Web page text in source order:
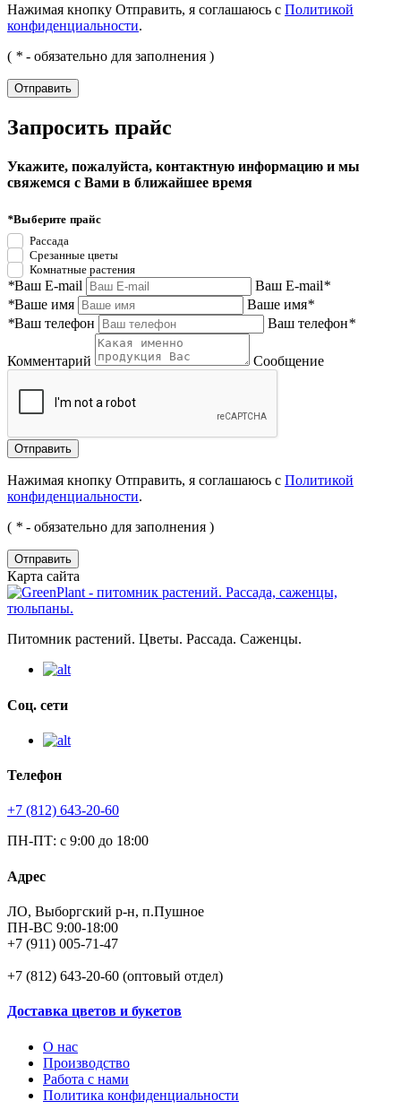
Нажимая кнопку Отправить, я соглашаюсь с Политикой
конфиденциальности.
( * - обязательно для заполнения )
Запросить прайс
Укажите, пожалуйста, контактную информацию и мы
свяжемся с Вами в ближайшее время
*Выберите прайс
Рассада
Срезанные цветы
Комнатные растения
*Ваш E-mail Ваш E-mail*
*Ваше имя Ваше имя*
*Ваш телефон Ваш телефон*
Комментарий Сообщение
Нажимая кнопку Отправить, я соглашаюсь с Политикой
конфиденциальности.
( * - обязательно для заполнения )
Отправить
Карта сайта
Питомник растений. Цветы. Рассада. Саженцы.
Соц. сети
Телефон
+7 (812) 643-20-60
ПН-ПТ: с 9:00 до 18:00
Адрес
ЛО, Выборгский р-н, п.Пушное
ПН-ВС 9:00-18:00
+7 (911) 005-71-47
+7 (812) 643-20-60 (оптовый отдел)
Доставка цветов и букетов
О нас
Производство
Работа с нами
Политика конфиденциальности